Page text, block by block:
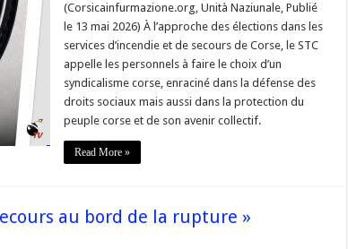
»
(Corsicainfurmazione.org, Unità Naziunale, Publié
le 13 mai 2026) À l’approche des élections dans les
services d’incendie et de secours de Corse, le STC
appelle les personnels à faire le choix d’un
syndicalisme corse, enraciné dans la défense des
droits sociaux mais aussi dans la protection du
peuple corse et de son avenir collectif.
Read More »
au bord de la rupture »